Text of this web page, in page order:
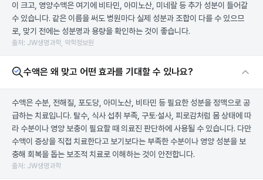
이 크고, 영양수액은 여기에 비타민, 아미노산, 미네랄 등 추가 성분이 들어갈
수 있습니다. 같은 이름을 써도 병원마다 실제 성분과 조합이 다를 수 있으므
로, 맞기 전에는 성분명과 용량을 확인하는 것이 좋습니다.
출처: JW생명과학, 약학정보원
수액은 왜 맞고 어떤 효과를 기대할 수 있나요?
수액은 수분, 전해질, 포도당, 아미노산, 비타민 등 필요한 성분을 정맥으로 공
급하는 치료입니다. 탈수, 식사 섭취 부족, 구토·설사, 피로감처럼 몸 상태에 따
라 수분이나 영양 보충이 필요할 때 의료진 판단하에 사용될 수 있습니다. 다만
수액이 증상을 직접 치료한다고 보기보다는 부족한 수분이나 영양 성분을 보
충해 회복을 돕는 보조적 치료로 이해하는 것이 안전합니다.
출처: JW생명과학